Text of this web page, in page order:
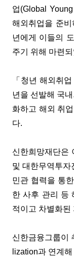
업(Global
해외취업을 준
년에게 이들의
주기 위해 마련
「청년 해외취
년을 선발해 국
화하고 해외 취
다.
신한희망재단은
및 대한무역투자
민관 협력을 통
한 사후 관리 등
적이고 차별화된
신한금융그룹이
lization과 연계